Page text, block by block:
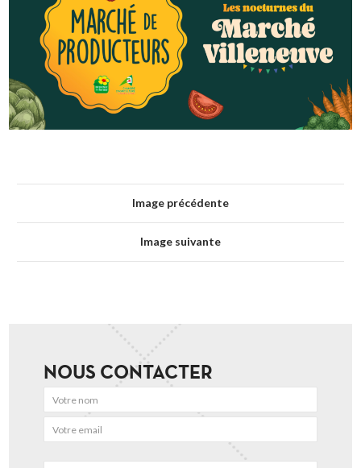
Image précédente
Image suivante
NOUS CONTACTER